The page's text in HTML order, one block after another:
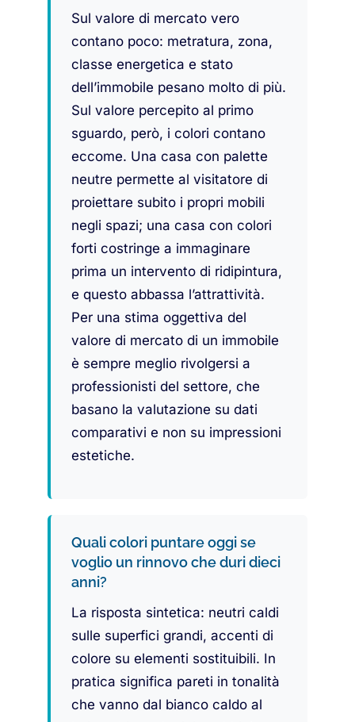
Sul valore di mercato vero
contano poco: metratura, zona,
classe energetica e stato
dell’immobile pesano molto di più.
Sul valore percepito al primo
sguardo, però, i colori contano
eccome. Una casa con palette
neutre permette al visitatore di
proiettare subito i propri mobili
negli spazi; una casa con colori
forti costringe a immaginare
prima un intervento di ridipintura,
e questo abbassa l’attrattività.
Per una stima oggettiva del
valore di mercato di un immobile
è sempre meglio rivolgersi a
professionisti del settore, che
basano la valutazione su dati
comparativi e non su impressioni
estetiche.
Quali colori puntare oggi se
voglio un rinnovo che duri dieci
anni?
La risposta sintetica: neutri caldi
sulle superfici grandi, accenti di
colore su elementi sostituibili. In
pratica significa pareti in tonalità
che vanno dal bianco caldo al